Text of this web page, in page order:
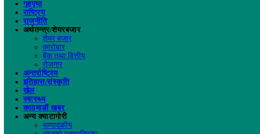
गृहपृष्ठ
राष्ट्रिय
राजनीति
अर्थतन्त्र/शेयरबजार
शेयर बजार
कारोबार
बैंक तथा वित्तीय
रोजगार
अन्तर्राष्ट्रिय
इतिहास/संस्कृति
खेल
स्वास्थ्य
काठमाडौं खबर
अन्य क्याटागोरी
सम्पादकीय